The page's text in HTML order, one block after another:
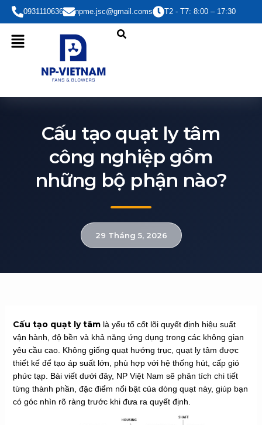
Nhảy
dung
0931110636 npme.jsc@gmail.coms T2 - T7: 8:00 – 17:30
Cấu tạo quạt ly tâm
công nghiệp gồm
những bộ phận nào?
29 Tháng 5, 2026
Cấu tạo quạt ly tâmlà yếu tố cốt lõi quyết định hiệu suất
vận hành, độ bền và khả năng ứng dụng trong các không gian
yêu cầu cao. Không giống quạt hướng trục, quạt ly tâm được
thiết kế để tạo áp suất lớn, phù hợp với hệ thống hút, cấp gió
phức tạp. Bài viết dưới đây, NP Việt Nam sẽ phân tích chi tiết
từng thành phần, đặc điểm nổi bật của dòng quạt này, giúp bạn
có góc nhìn rõ ràng trước khi đưa ra quyết định.